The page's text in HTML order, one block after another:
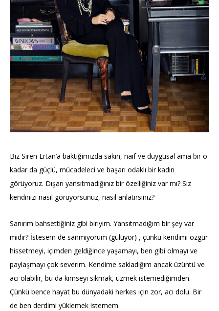
Biz Siren Ertan’a baktığımızda sakin, naif ve duygusal ama bir o
kadar da güçlü, mücadeleci ve başarı odaklı bir kadın
görüyoruz. Dışarı yansıtmadığınız bir özelliğiniz var mı? Siz
kendinizi nasıl görüyorsunuz, nasıl anlatırsınız?
Sanırım bahsettiğiniz gibi biriyim. Yansıtmadığım bir şey var
mıdır? İstesem de sanmıyorum (gülüyor) , çünkü kendimi özgür
hissetmeyi, içimden geldiğince yaşamayı, ben gibi olmayı ve
paylaşmayı çok severim. Kendime sakladığım ancak üzüntü ve
acı olabilir, bu da kimseyi sıkmak, üzmek istemediğimden.
Çünkü bence hayat bu dünyadaki herkes için zor, acı dolu. Bir
de ben derdimi yüklemek istemem.